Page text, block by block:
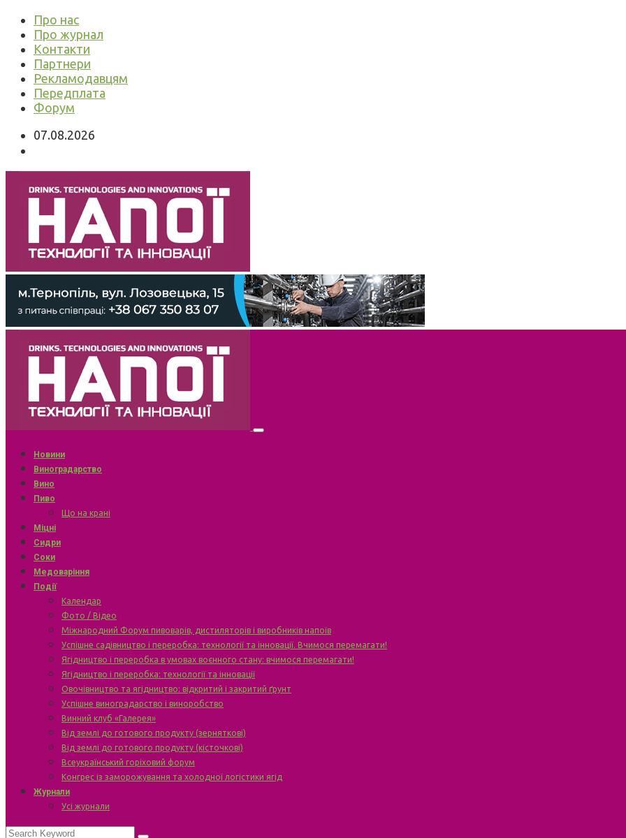
Про нас
Про журнал
Контакти
Партнери
Рекламодавцям
Передплата
Форум
07.08.2026
Новини
Виноградарство
Вино
Пиво
Що на крані
Міцні
Сидри
Соки
Медоваріння
Події
Календар
Фото / Відео
Міжнародний Форум пивоварів, дистиляторів і виробників напоїв
Успішне садівництво і переробка: технології та інновації. Вчимося перемагати!
Ягідництво і переробка в умовах воєнного стану: вчимося перемагати!
Ягідництво і переробка: технології та інновації
Овочівництво та ягідництво: відкритий і закритий ґрунт
Успішне виноградарство і виноробство
Винний клуб «Галерея»
Від землі до готового продукту (зерняткові)
Від землі до готового продукту (кісточкові)
Всеукраїнський горіховий форум
Конгрес із заморожування та холодної логістики ягід
Журнали
Усі журнали